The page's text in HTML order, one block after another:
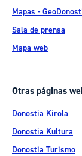
Mapas -
Sala de prensa
Mapa web
Otras páginas
Donostia Kirola
Donostia Kultura
Donostia Turismo